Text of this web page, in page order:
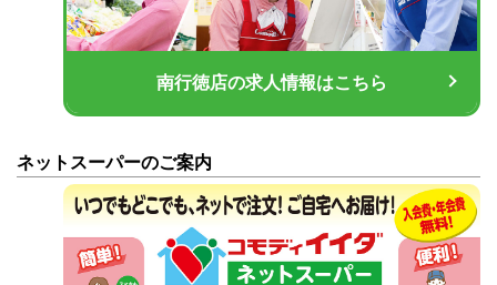
南行徳店の求人情報はこちら
ネットスーパーのご案内